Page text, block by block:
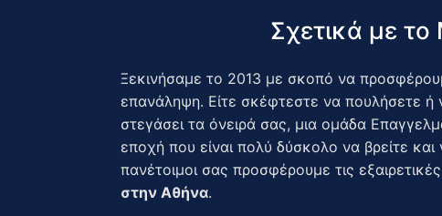
Σχετικά με το
Ξεκινήσαμε το 2013 με σκοπό να
επανάληψη. Είτε σκέφτεστε να πουλήσετε ή
στεγάσει τα όνειρά σας, μια ομάδα
εποχή που είναι πολύ δύσκολο να βρείτε
πανέτοιμοι σας προσφέρουμε τις
στην Αθήνα.